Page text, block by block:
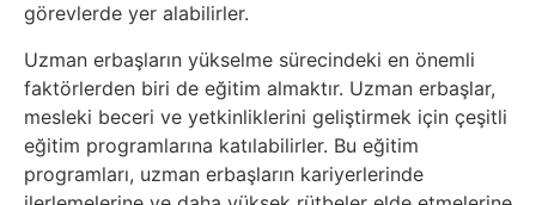
Gezi
Gizem
Grafik
görevlerde yer alabilirler.
Uzman erbaşların yükselme sürecindeki en önemli
faktörlerden biri de eğitim almaktır. Uzman erbaşlar,
mesleki beceri ve yetkinliklerini geliştirmek için çeşitli
eğitim programlarına katılabilirler. Bu eğitim
programları, uzman erbaşların kariyerlerinde